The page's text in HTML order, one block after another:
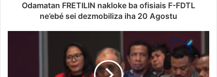
Odamatan FRETILIN nakloke ba ofisiais F-FDTL
ne’ebé sei dezmobiliza iha 20 Agostu